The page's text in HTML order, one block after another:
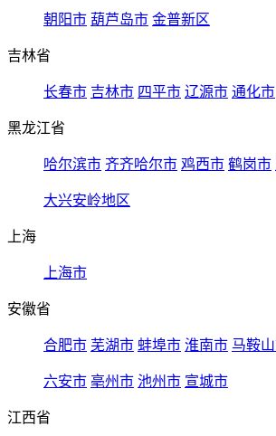
朝阳市 葫芦岛市 金普新区
吉林省
长春市 吉林市 四平市 辽源市 通化市
黑龙江省
哈尔滨市 齐齐哈尔市 鸡西市 鹤岗市
大兴安岭地区
上海
上海市
安徽省
合肥市 芜湖市 蚌埠市 淮南市 马鞍
六安市 亳州市 池州市 宣城市
江西省